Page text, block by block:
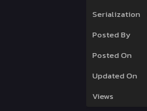
Serialization
Posted By
Posted On
Updated On
Views